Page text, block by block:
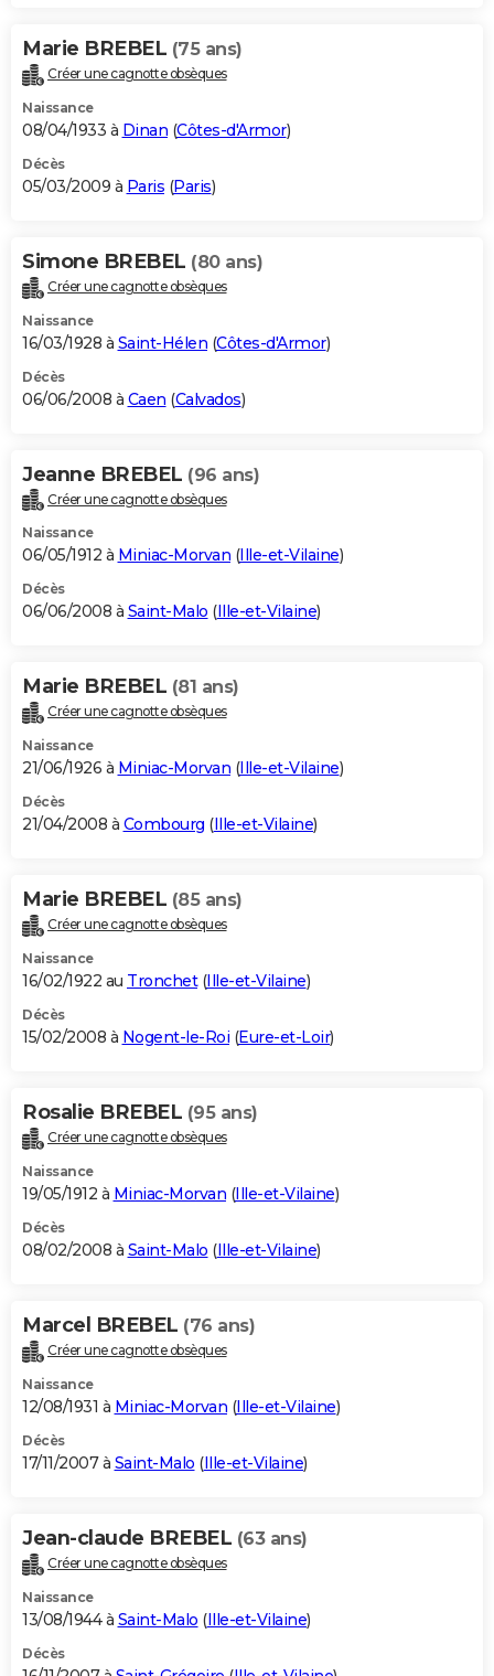
Marie BREBEL (75 ans)
Créer une cagnotte obsèques
Naissance
08/04/1933 à Dinan (Côtes-d'Armor)
Décès
05/03/2009 à Paris (Paris)
Simone BREBEL (80 ans)
Créer une cagnotte obsèques
Naissance
16/03/1928 à Saint-Hélen (Côtes-d'Armor)
Décès
06/06/2008 à Caen (Calvados)
Jeanne BREBEL (96 ans)
Créer une cagnotte obsèques
Naissance
06/05/1912 à Miniac-Morvan (Ille-et-Vilaine)
Décès
06/06/2008 à Saint-Malo (Ille-et-Vilaine)
Marie BREBEL (81 ans)
Créer une cagnotte obsèques
Naissance
21/06/1926 à Miniac-Morvan (Ille-et-Vilaine)
Décès
21/04/2008 à Combourg (Ille-et-Vilaine)
Marie BREBEL (85 ans)
Créer une cagnotte obsèques
Naissance
16/02/1922 au Tronchet(Ille-et-Vilaine)
Décès
15/02/2008 à Nogent-le-Roi (Eure-et-Loir)
Rosalie BREBEL (95 ans)
Créer une cagnotte obsèques
Naissance
19/05/1912 à Miniac-Morvan (Ille-et-Vilaine)
Décès
08/02/2008 à Saint-Malo (Ille-et-Vilaine)
Marcel BREBEL (76 ans)
Créer une cagnotte obsèques
Naissance
12/08/1931 à Miniac-Morvan (Ille-et-Vilaine)
Décès
17/11/2007 à Saint-Malo (Ille-et-Vilaine)
Jean-claude BREBEL (63 ans)
Créer une cagnotte obsèques
Naissance
13/08/1944 à Saint-Malo (Ille-et-Vilaine)
Décès